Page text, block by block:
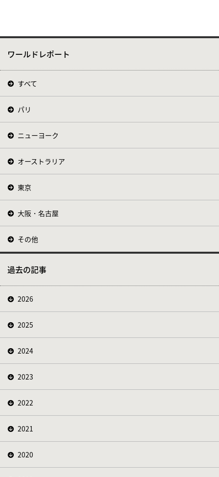
ワールドレポート
すべて
パリ
ニューヨーク
オーストラリア
東京
大阪・名古屋
その他
過去の記事
2026
2025
2024
2023
2022
2021
2020